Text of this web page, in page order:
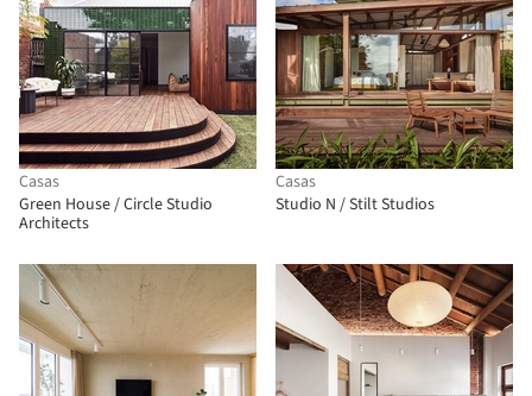
Casas
Green House / Circle Studio
Architects
Casas
Studio N / Stilt Studios